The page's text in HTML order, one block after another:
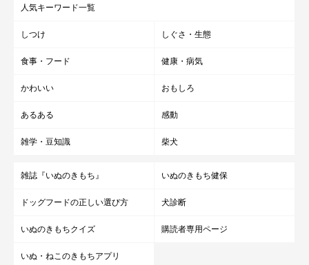
人気キーワード一覧
しつけ しぐさ・生態
食事・フード 健康・病気
かわいい おもしろ
あるある 感動
雑学・豆知識 柴犬
雑誌『いぬのきもち』 いぬのきもち健保
ドッグフードの正しい選び方 犬診断
いぬのきもちクイズ 購読者専用ページ
いぬ・ねこのきもちアプリ